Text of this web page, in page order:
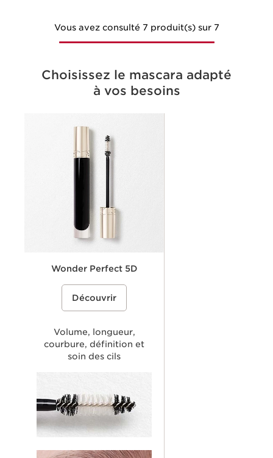
Vous avez consulté 7 produit(s) sur 7
Choisissez le mascara adapté
à vos besoins
Avantages maquillage
Wonder Perfect 5D
Un mascara 5D qui offre volume,
courbe, longueur, définition et soin
%{Product=80125745 price}%
Découvrir
Volume, longueur,
courbure, définition et
soin des cils